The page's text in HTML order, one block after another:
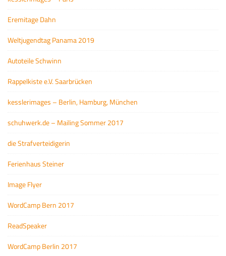
Eremitage Dahn
Weltjugendtag Panama 2019
Autoteile Schwinn
Rappelkiste e.V. Saarbrücken
kesslerimages – Berlin, Hamburg, München
schuhwerk.de – Mailing Sommer 2017
die Strafverteidigerin
Ferienhaus Steiner
Image Flyer
WordCamp Bern 2017
ReadSpeaker
WordCamp Berlin 2017